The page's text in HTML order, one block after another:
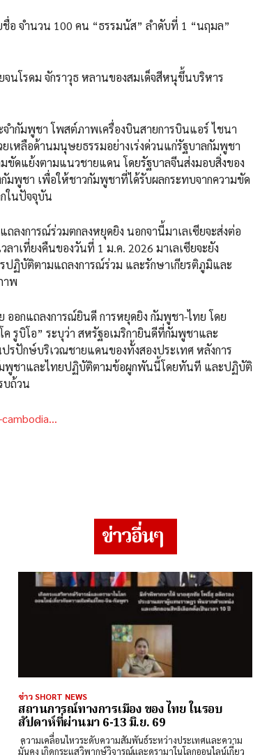
อ จำนวน 100 คน “ธรรมนัส” ลำดับที่ 1 “นฤมล”
จนโรดม จักราวุธ หลานของสมเด็จสีหนุขึ้นบริหาร
ำกัมพูชา โพสต์ภาพเครื่องบินสายการบินแอร์ ไชนา
เหลือด้านมนุษยธรรมอย่างเร่งด่วนแก่รัฐบาลกัมพูชา
ดแย้งตามแนวชายแดน โดยรัฐบาลจีนส่งมอบสิ่งของ
พูชา เพื่อให้ชาวกัมพูชาที่ได้รับผลกระทบจากความขัด
ในปัจจุบัน
ลงการณ์ร่วมตกลงหยุดยิง นอกจานี้มาเลเซียจะส่งต่อ
เที่ยงคืนของวันที่ 1 ม.ค. 2026 มาเลเซียจะยัง
ฏิบัติตามแถลงการณ์ร่วม และรักษาเกียรติภูมิและ
าพ
ออกแถลงการณ์ยินดี การหยุดยิง กัมพูชา-ไทย โดย
ค รูบิโอ” ระบุว่า สหรัฐอเมริกายินดีที่กัมพูชาและ
รปักษ์บริเวณชายแดนของทั้งสองประเทศ หลังการ
มพูชาและไทยปฏิบัติตามข้อผูกพันนี้โดยทันที และปฏิบัติ
บถ้วน
ข่าวอื่นๆ
ข่าว SHORT NEWS
สถานการณ์ทางการเมือง ของ ไทย ในรอบ
สัปดาห์ที่ผ่านมา 6-13 มิ.ย. 69
​ ความเคลื่อนไหวระดับความสัมพันธ์ระหว่างประเทศและความ
มั่นคง ​เกิดกระแสวิพากษ์วิจารณ์และดรามาในโลกออนไลน์เกี่ยว